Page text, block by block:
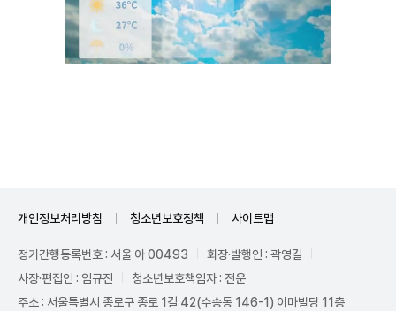
개인정보처리방침 청소년보호정책 사이트맵
정기간행등록번호 : 서울 아 00493
회장·발행인 : 곽영길
사장·편집인 : 임규진
청소년보호책임자 : 전운
주소 : 서울특별시 종로구 종로 1길 42(수송동 146-1) 이마빌딩 11층